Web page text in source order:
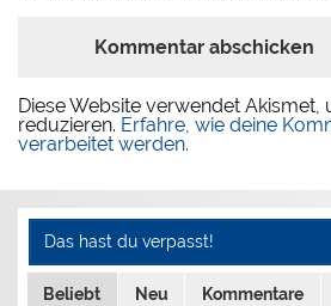
Diese Website verwendet Akismet,
reduzieren. Erfahre, wie deine
verarbeitet werden.
Das hast du verpasst!
Beliebt Neu Kommentare